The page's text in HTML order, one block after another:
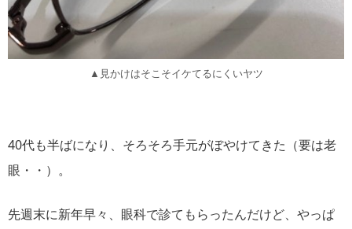
▲見かけはそこそイケてるにくいヤツ
40代も半ばになり、そろそろ手元がぼやけてきた（要は老
眼・・）。
先週末に新年早々、眼科で診てもらったんだけど、やっぱ